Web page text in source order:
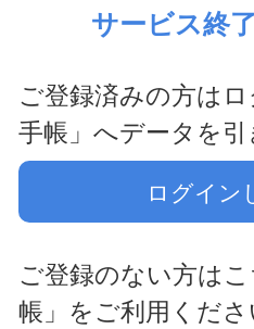
サービス終
ご登録済みの方は
手帳」へデータを引
ログイン
ご登録のない方は
帳」をご利用くださ